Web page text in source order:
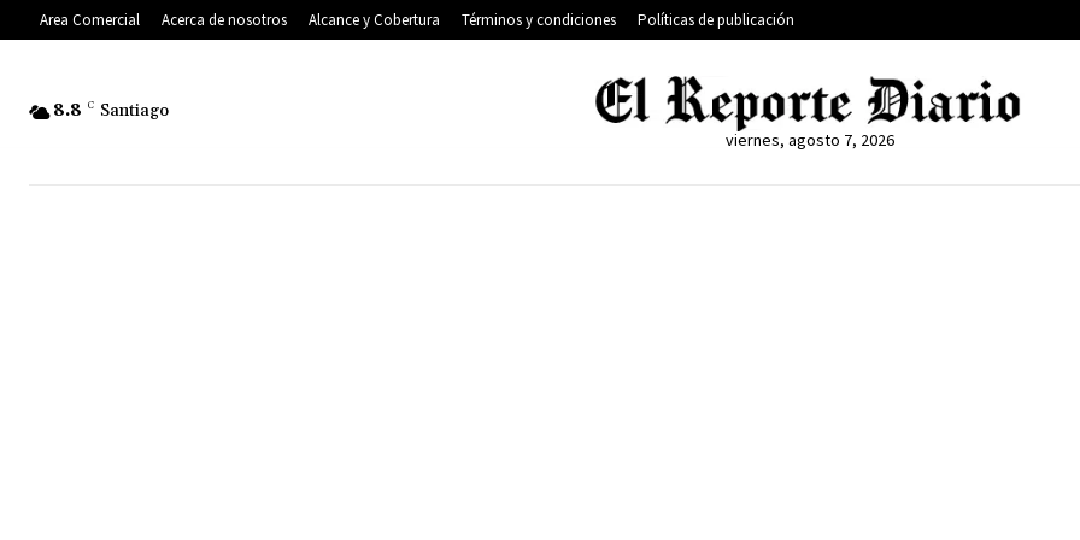
Area Comercial Acerca de nosotros Alcance y Cobertura Términos y condiciones Políticas de publicación
8.8 C Santiago
viernes, agosto 7, 2026